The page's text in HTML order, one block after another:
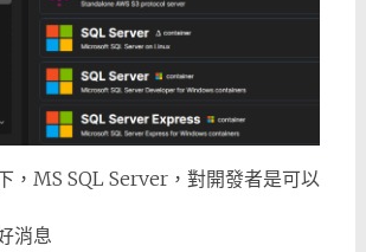
，MS SQL Server，對開發者是可以
消息